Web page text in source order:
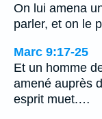
On lui amena
parler, et on le
Marc 9:17-25
Et un homme
amené auprès
esprit muet.…